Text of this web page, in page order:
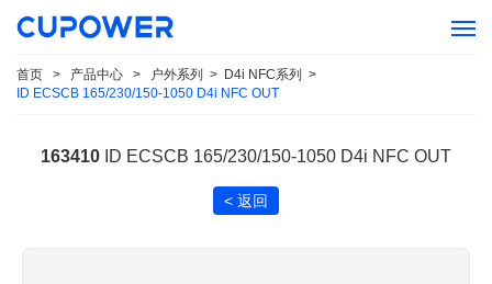
首页 > 产品中心 > 户外系列 > D4i NFC系列
>
ID ECSCB 165/230/150-1050 D4i NFC OUT
163410 ID ECSCB 165/230/150-1050 D4i NFC OUT
< 返回